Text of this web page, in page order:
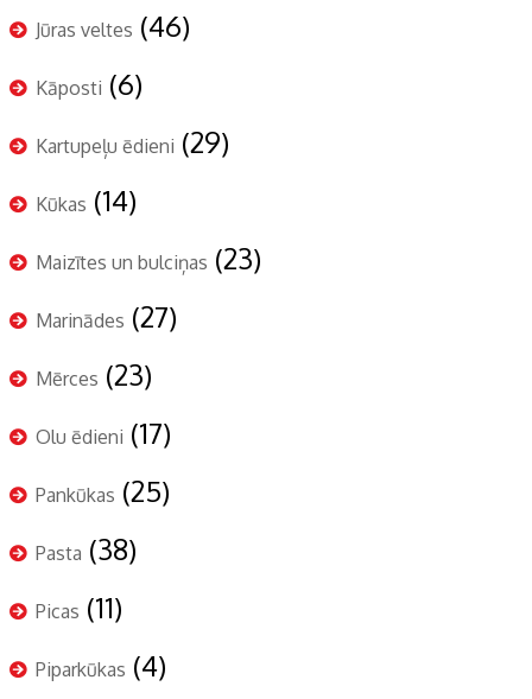
Jūras veltes (46)
Kāposti (6)
Kartupeļu ēdieni (29)
Kūkas (14)
Maizītes un bulciņas (23)
Marinādes (27)
Mērces (23)
Olu ēdieni (17)
Pankūkas (25)
Pasta (38)
Picas (11)
Piparkūkas (4)